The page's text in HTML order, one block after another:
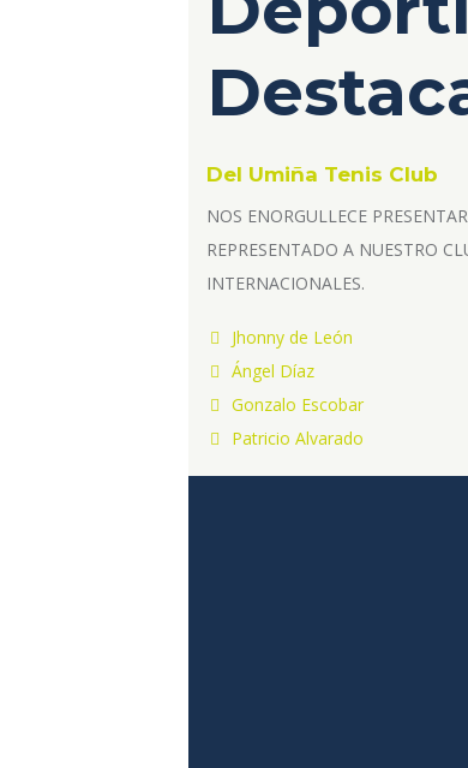
Del Umiña Tenis Club
NOS ENORGULLECE
REPRESENTADO A NUESTRO
INTERNACIONALES.
Jhonny de León
Ángel Díaz
Gonzalo Escobar
Patricio Alvarado